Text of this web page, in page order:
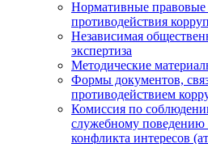
Нормативные
противодействия
Независимая
экспертиза
Методические
Формы документов,
противодействием
Комиссия по
служебному поведению
конфликта интересов